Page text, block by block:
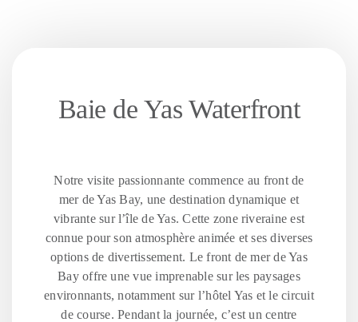
Baie de Yas Waterfront
Notre visite passionnante commence au front de
mer de Yas Bay, une destination dynamique et
vibrante sur l’île de Yas. Cette zone riveraine est
connue pour son atmosphère animée et ses diverses
options de divertissement. Le front de mer de Yas
Bay offre une vue imprenable sur les paysages
environnants, notamment sur l’hôtel Yas et le circuit
de course. Pendant la journée, c’est un centre